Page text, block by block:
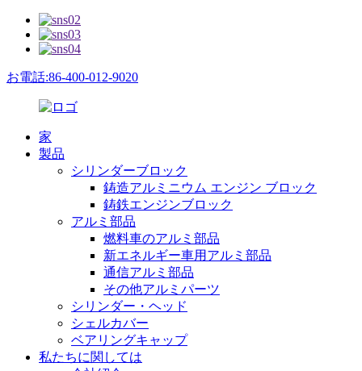
お電話:86-400-012-9020
家
製品
シリンダーブロック
鋳造アルミニウム エンジン ブロック
鋳鉄エンジンブロック
アルミ部品
燃料車のアルミ部品
新エネルギー車用アルミ部品
通信アルミ部品
その他アルミパーツ
シリンダー・ヘッド
シェルカバー
ベアリングキャップ
私たちに関しては